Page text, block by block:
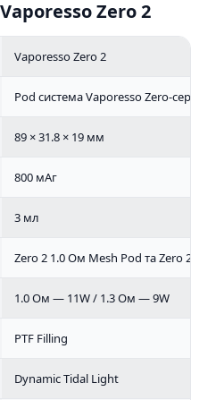
Zero 2
Vaporesso Zero 2
Pod система Vaporesso Zero-серії
89 × 31.8 × 19 мм
800 мАг
3 мл
Zero 2 1.0 Ом Mesh Pod та Zero 2 1.3
1.0 Ом — 11W / 1.3 Ом — 9W
PTF Filling
Dynamic Tidal Light